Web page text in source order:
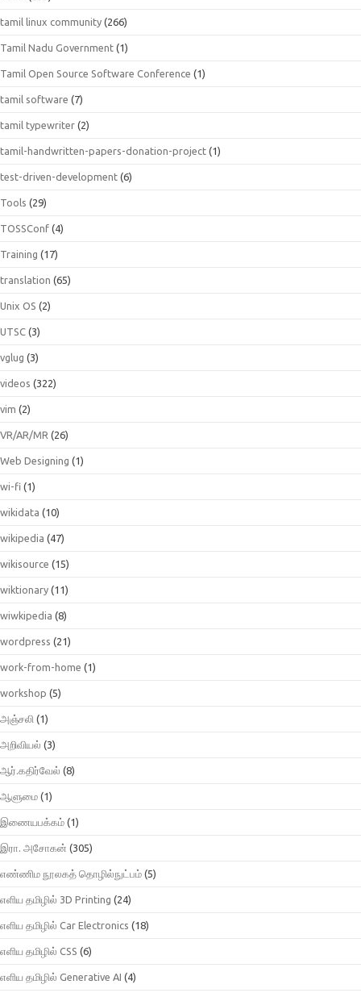
tamil linux community (266)
Tamil Nadu Government (1)
Tamil Open Source Software Conference (1)
tamil software (7)
tamil typewriter (2)
tamil-handwritten-papers-donation-project (1)
test-driven-development (6)
Tools (29)
TOSSConf (4)
Training (17)
translation (65)
Unix OS (2)
UTSC (3)
vglug (3)
videos (322)
vim (2)
VR/AR/MR (26)
Web Designing (1)
wi-fi (1)
wikidata (10)
wikipedia (47)
wikisource (15)
wiktionary (11)
wiwkipedia (8)
wordpress (21)
work-from-home (1)
workshop (5)
அஞ்சலி (1)
அறிவியல் (3)
ஆர்.கதிர்வேல் (8)
ஆளுமை (1)
இணையபக்கம் (1)
இரா. அசோகன் (305)
எண்ணிம நூலகத் தொழில்நுட்பம் (5)
எளிய தமிழில் 3D Printing (24)
எளிய தமிழில் Car Electronics (18)
எளிய தமிழில் CSS (6)
எளிய தமிழில் Generative AI (4)